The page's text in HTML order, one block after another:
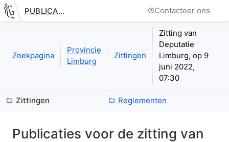
Nieuwe pagina: bestuurseenheid.zittingen.zitting.index
PUBLICATIE.GELINKT-NOTULEREN.VLAANDEREN.BE Contacteer ons
Zoekpagina
Provincie
Limburg
Zittingen
Zitting van
Deputatie
Limburg, op 9
juni 2022,
07:30
Zittingen Reglementen
Publicaties voor de zitting van